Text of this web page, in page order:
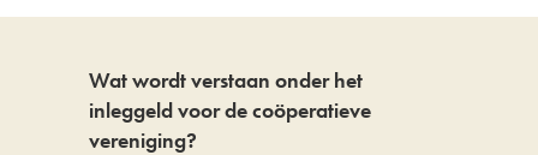
Wat wordt verstaan onder het
inleggeld voor de coöperatieve
vereniging?